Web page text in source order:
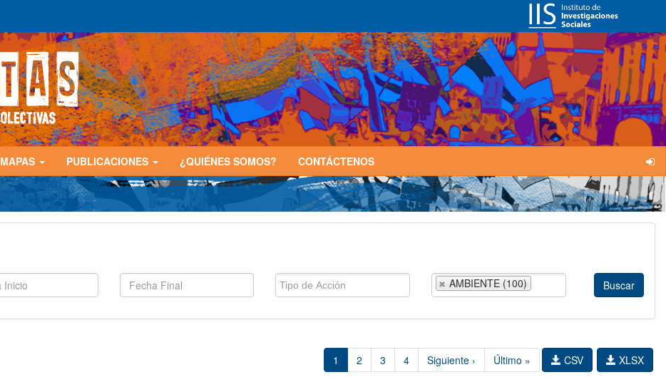
MAPAS PUBLICACIONES ¿QUIÉNES SOMOS? CONTÁCTENOS
AMBIENTE (100)
1 2 3 4 Siguiente › Último » XLSX
CSV